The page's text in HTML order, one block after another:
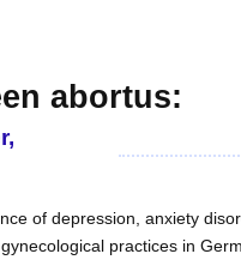
abortus:
of depression, anxiety
practices in